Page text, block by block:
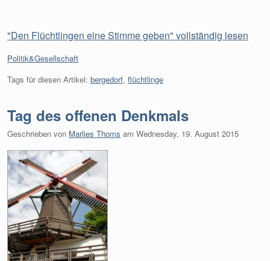
"Den Flüchtlingen eine Stimme geben" vollständig lesen
Kategorien:
Politik&Gesellschaft
Tags für diesen Artikel: bergedorf, flüchtlinge
Tag des offenen Denkmals
Geschrieben von Marlies Thoms am Wednesday, 19. August 2015